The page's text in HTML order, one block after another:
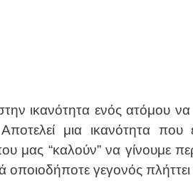
ικανότητα ενός ατόμου να
μια ικανότητα
μας “καλούν” να γίνουμε
οποιοδήποτε γεγονός